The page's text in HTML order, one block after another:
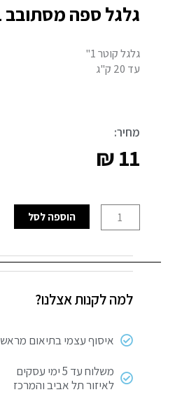
גלגל ספה מסתובב 1" אוקולון
גלגל קוטר 1"
עד 20 ק"ג
מחיר:
₪11
של
ספה
1"
הוספה לסל
למה לקנות אצלנו?
איסוף עצמי בתיאום מראש
משלוח עד 5 ימי עסקים
לאיזור תל אביב והמרכז